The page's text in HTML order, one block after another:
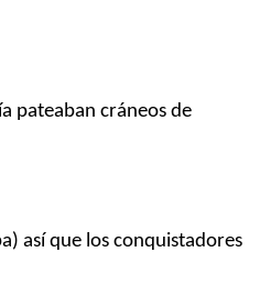
pateaban cráneos de
) así que los conquistadores